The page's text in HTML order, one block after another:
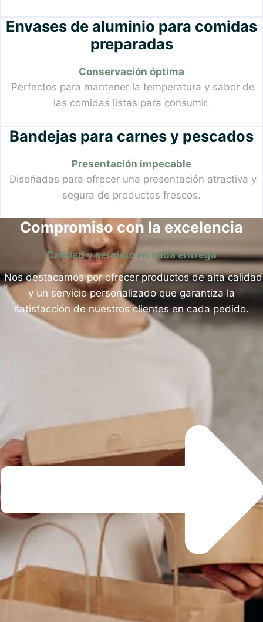
Envases de aluminio para comidas
preparadas
Conservación óptima
Perfectos para mantener la temperatura y sabor de
las comidas listas para consumir.
Bandejas para carnes y pescados
Presentación impecable
Diseñadas para ofrecer una presentación atractiva y
segura de productos frescos.
Compromiso con la excelencia
Calidad y servicio en cada entrega
Nos destacamos por ofrecer productos de alta calidad
y un servicio personalizado que garantiza la
satisfacción de nuestros clientes en cada pedido.